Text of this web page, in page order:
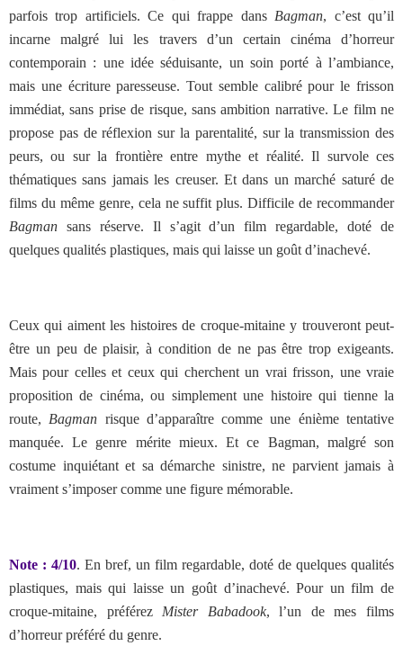
parfois trop artificiels. Ce qui frappe dans Bagman, c’est qu’il
incarne malgré lui les travers d’un certain cinéma d’horreur
contemporain : une idée séduisante, un soin porté à l’ambiance,
mais une écriture paresseuse. Tout semble calibré pour le frisson
immédiat, sans prise de risque, sans ambition narrative. Le film ne
propose pas de réflexion sur la parentalité, sur la transmission des
peurs, ou sur la frontière entre mythe et réalité. Il survole ces
thématiques sans jamais les creuser. Et dans un marché saturé de
films du même genre, cela ne suffit plus. Difficile de recommander
Bagman sans réserve. Il s’agit d’un film regardable, doté de
quelques qualités plastiques, mais qui laisse un goût d’inachevé.
Ceux qui aiment les histoires de croque-mitaine y trouveront peut-
être un peu de plaisir, à condition de ne pas être trop exigeants.
Mais pour celles et ceux qui cherchent un vrai frisson, une vraie
proposition de cinéma, ou simplement une histoire qui tienne la
route, Bagman risque d’apparaître comme une énième tentative
manquée. Le genre mérite mieux. Et ce Bagman, malgré son
costume inquiétant et sa démarche sinistre, ne parvient jamais à
vraiment s’imposer comme une figure mémorable.
Note : 4/10. En bref, un film regardable, doté de quelques qualités
plastiques, mais qui laisse un goût d’inachevé. Pour un film de
croque-mitaine, préférez Mister Babadook, l’un de mes films
d’horreur préféré du genre.